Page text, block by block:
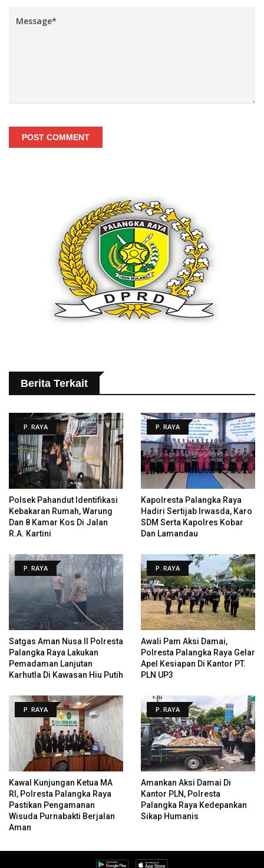
POST COMMENT
Berita Terkait
P. RAYA
Polsek Pahandut Identifikasi
Kebakaran Rumah, Warung
Dan 8 Kamar Kos Di Jalan
R.A. Kartini
P. RAYA
Kapolresta Palangka Raya
Hadiri Sertijab Irwasda, Karo
SDM Serta Kapolres Kobar
Dan Lamandau
P. RAYA
Satgas Aman Nusa II Polresta
Palangka Raya Lakukan
Pemadaman Lanjutan
Karhutla Di Kawasan Hiu Putih
P. RAYA
Awali Pam Aksi Damai,
Polresta Palangka Raya Gelar
Apel Kesiapan Di Kantor PT.
PLN UP3
P. RAYA
Kawal Kunjungan Ketua MA
RI, Polresta Palangka Raya
Pastikan Pengamanan
Wisuda Purnabakti Berjalan
Aman
P. RAYA
Amankan Aksi Damai Di
Kantor PLN, Polresta
Palangka Raya Kedepankan
Sikap Humanis